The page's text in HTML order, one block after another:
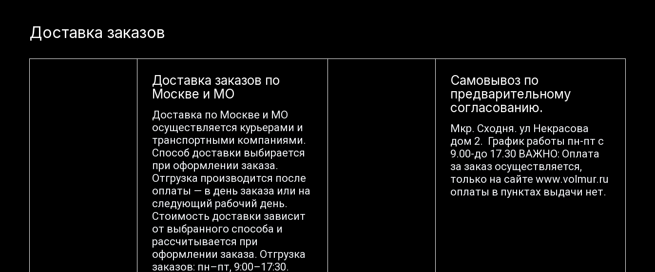
Доставка заказов
Доставка заказов по
Москве и МО
Доставка по Москве и МО
осуществляется курьерами и
транспортными компаниями.
Способ доставки выбирается
при оформлении заказа.
Отгрузка производится после
оплаты — в день заказа или на
следующий рабочий день.
Стоимость доставки зависит
от выбранного способа и
рассчитывается при
оформлении заказа. Отгрузка
заказов: пн–пт, 9:00–17:30.
Самовывоз по
предварительному
согласованию.
Мкр. Сходня. ул Некрасова
дом 2. График работы пн-пт с
9.00-до 17.30 ВАЖНО: Оплата
за заказ осуществляется,
только на сайте www.volmur.ru
оплаты в пунктах выдачи нет.